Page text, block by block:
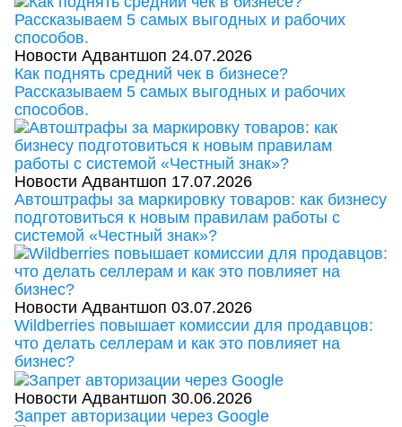
Новости Адвантшоп 24.07.2026
Как поднять средний чек в бизнесе?
Рассказываем 5 самых выгодных и рабочих
способов.
Новости Адвантшоп 17.07.2026
Автоштрафы за маркировку товаров: как бизнесу
подготовиться к новым правилам работы с
системой «Честный знак»?
Новости Адвантшоп 03.07.2026
Wildberries повышает комиссии для продавцов:
что делать селлерам и как это повлияет на
бизнес?
Новости Адвантшоп 30.06.2026
Запрет авторизации через Google